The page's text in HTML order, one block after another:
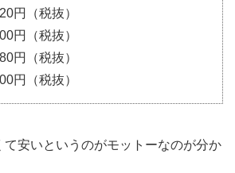
（税抜）
（税抜）
（税抜）
（税抜）
て安いというのがモットーなのが分か